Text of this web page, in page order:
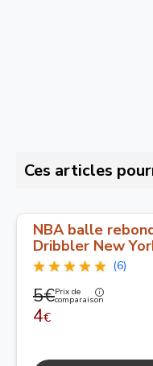
Ces articles
NBA balle
Dribbler New
(6)
5€Prix de
comparaison
4€